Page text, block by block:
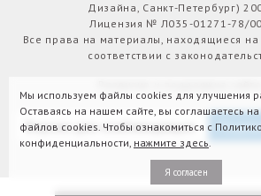
Дизайна, Санкт-Петербург)
Лицензия № Л035-01271-78/
Все права на материалы, находящиеся на
соответствии с
Версия для слабовидящих
Мы используем файлы cookies для улучшения
Оставаясь на нашем сайте, вы соглашаетесь
файлов cookies. Чтобы ознакомиться с
конфиденциальности, нажмите здесь.
Я согласен